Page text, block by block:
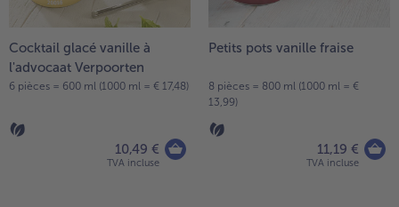
Cocktail glacé vanille à
l'advocaat Verpoorten
6 pièces = 600 ml (1000 ml = € 17,48)
10,49 €
TVA incluse
Petits pots vanille fraise
8 pièces = 800 ml (1000 ml = €
13,99)
11,19 €
TVA incluse